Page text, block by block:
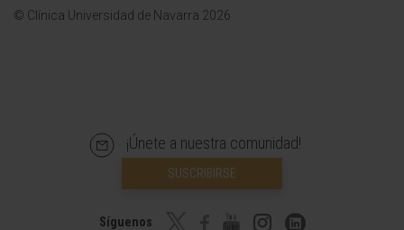
© Clínica Universidad de Navarra 2026
¡Únete a nuestra comunidad!
SUSCRIBIRSE
Síguenos